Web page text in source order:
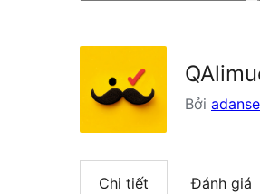
Bởi
Chi tiết Đánh giá